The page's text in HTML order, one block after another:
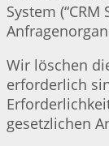
System
Wir löschen
erforderlich
gesetzlichen